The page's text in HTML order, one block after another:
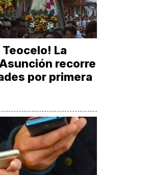
La
recorre
por primera